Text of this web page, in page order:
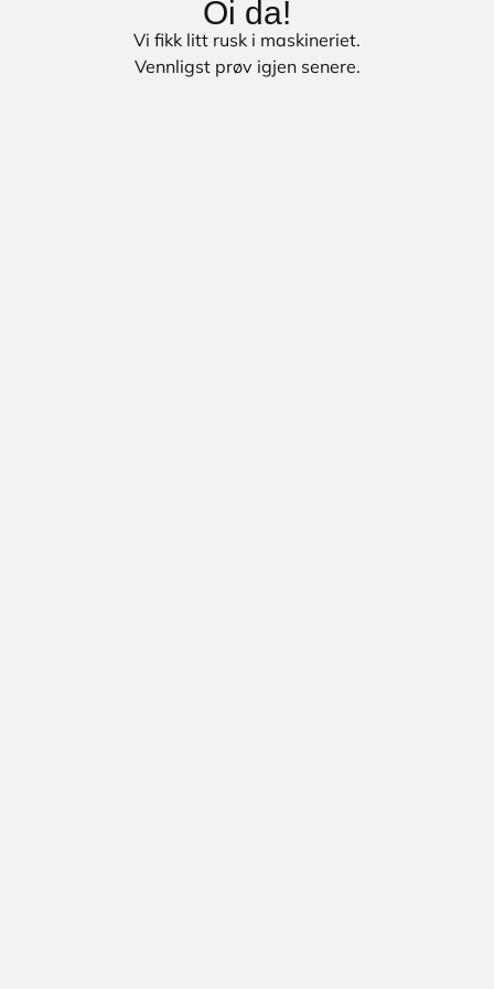
Oi da!
Vi fikk litt rusk i maskineriet.
Vennligst prøv igjen senere.